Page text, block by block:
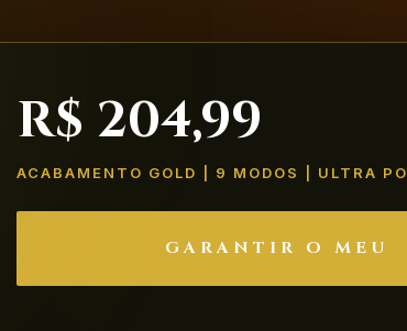
R$ 204,99
ACABAMENTO GOLD | 9 MODOS | ULTRA
GARANTIR O MEU